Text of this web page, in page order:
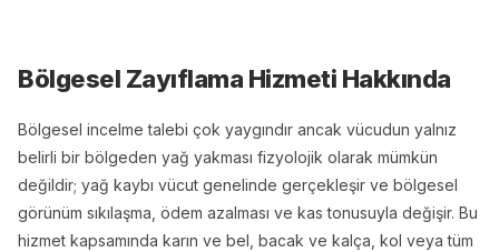
Bölgesel Zayıflama Hizmeti Hakkında
Bölgesel incelme talebi çok yaygındır ancak vücudun yalnız
belirli bir bölgeden yağ yakması fizyolojik olarak mümkün
değildir; yağ kaybı vücut genelinde gerçekleşir ve bölgesel
görünüm sıkılaşma, ödem azalması ve kas tonusuyla değişir. Bu
hizmet kapsamında karın ve bel, bacak ve kalça, kol veya tüm